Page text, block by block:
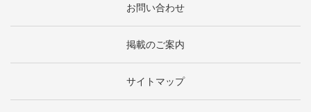
お問い合わせ
掲載のご案内
サイトマップ